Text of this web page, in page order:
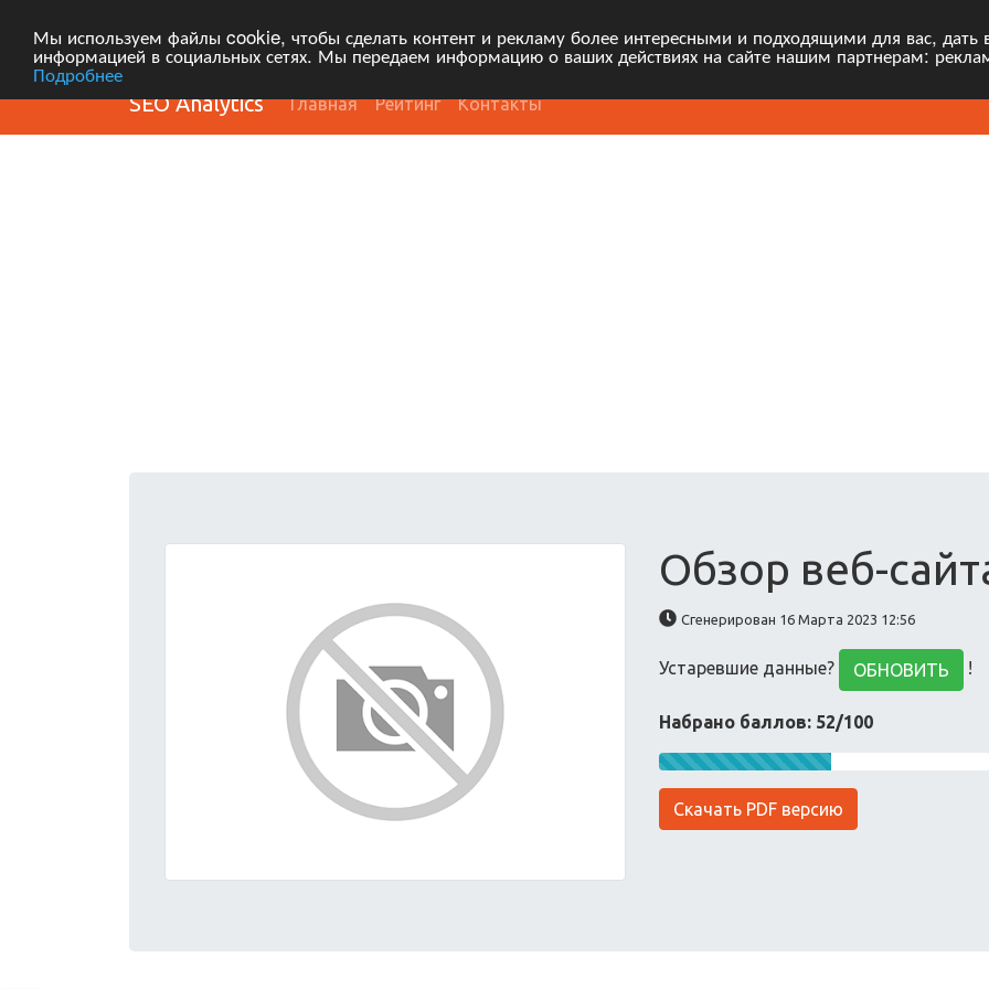
Мы используем файлы cookie, чтобы сделать контент и рекламу более интересными и подходящими для вас, дать
информацией в социальных сетях. Мы передаем информацию о ваших действиях на сайте нашим партнерам:
Подробнее
SEO Analytics Главная Рейтинг Контакты
Обзор веб-
Сгенерирован 16 Марта 2023 12:56
Устаревшие данные? ОБНОВИТЬ !
Набрано баллов: 52/100
Скачать PDF версию